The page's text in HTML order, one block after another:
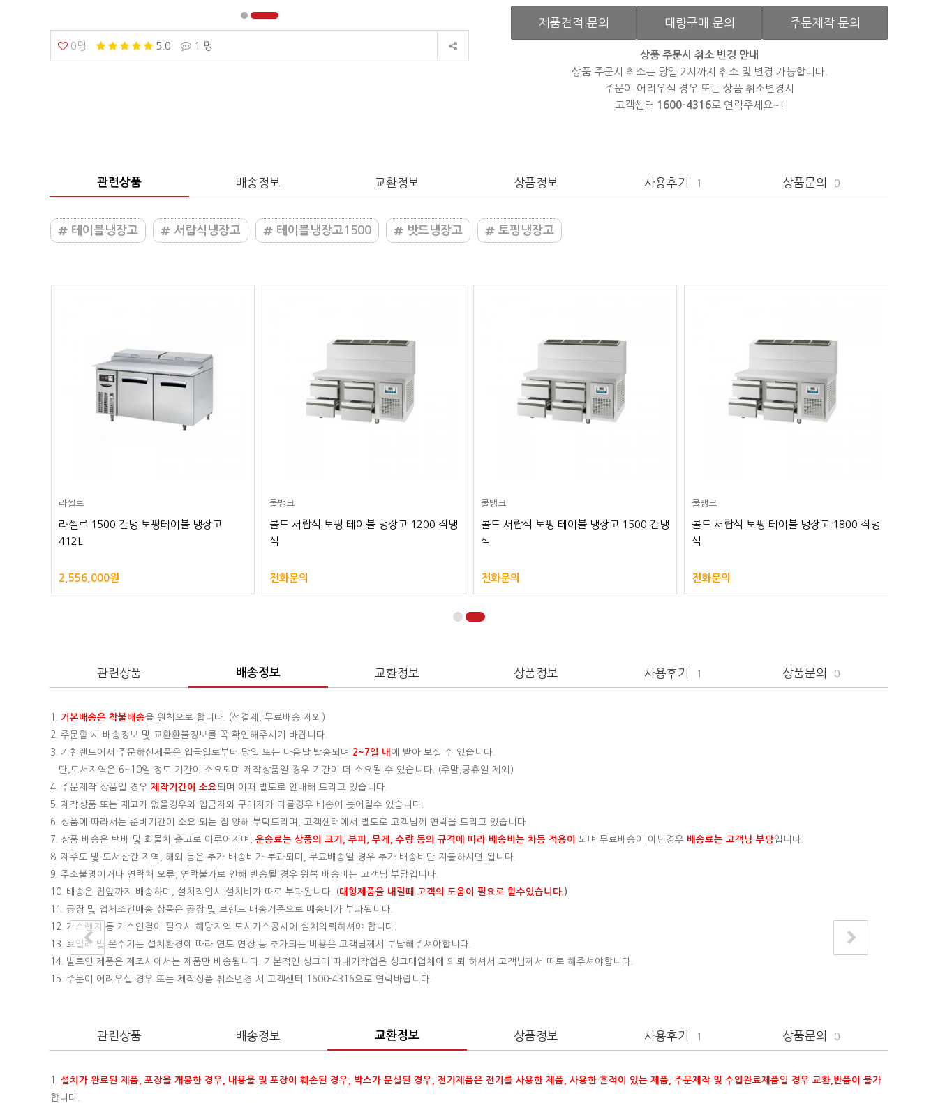
0명 5.0 1 명
제품견적 문의 대량구매 문의 주문제작 문의
상품 주문시 취소 변경 안내
상품 주문시 취소는 당일 2시까지 취소 및 변경 가능합니다.
주문이 어려우실 경우 또는 상품 취소변경시
고객센터 1600-4316로 연락주세요~!
관련상품 배송정보 교환정보 상품정보 사용후기 1 상품문의 0
테이블냉장고 서랍식냉장고 테이블냉장고1500 밧드냉장고 토핑냉장고
라셀르
라셀르 1500 간냉 토핑테이블 냉장고
412L
2,556,000원
쿨뱅크
콜드 서랍식 토핑 테이블 냉장고 1200 직냉
식
전화문의
쿨뱅크
콜드 서랍식 토핑 테이블 냉장고 1500 간냉
식
전화문의
쿨뱅크
콜드 서랍식 토핑 테이블 냉장고 1800 직냉
식
전화문의
관련상품 배송정보 교환정보 상품정보 사용후기 1 상품문의 0
1. 기본배송은 착불배송을 원칙으로 합니다. (선결제, 무료배송 제외)
2. 주문할 시 배송정보 및 교환환불정보를 꼭 확인해주시기 바랍니다.
3. 키친랜드에서 주문하신제품은 입금일로부터 당일 또는 다음날 발송되며
2~7일 내 에 받아 보실 수 있습니다.
단,도서지역은 6~10일 정도 기간이 소요되며 제작상품일 경우 기간이 더 소요될 수 있습니다. (주말,공휴일 제외)
4. 주문제작 상품일 경우 제작기간이 소요 되며 이때 별도로 안내해 드리고 있습니다.
5. 제작상품 또는 재고가 없을경우와 입금자와 구매자가 다를경우 배송이 늦어질수 있습니다.
6. 상품에 따라서는 준비기간이 소요 되는 점 양해 부탁드리며, 고객센터에서 별도로 고객님께 연락을 드리고 있습니다.
7. 상품 배송은 택배 및 화물차 출고로 이루어지며, 운송료는 상품의 크기, 부피, 무게, 수량 등의 규격에 따라 배송비는 차등 적용이 되며 무료배송이 아닌경우 배송료는 고객님 부담입니다.
8. 제주도 및 도서산간 지역, 해외 등은 추가 배송비가 부과되며, 무료배송일 경우 추가 배송비만 지불하시면 됩니다.
9. 주소불명이거나 연락처 오류, 연락불가로 인해 반송될 경우 왕복 배송비는 고객님 부담입니다.
10. 배송은 집앞까지 배송하며, 설치작업시 설치비가 따로 부과됩니다. (대형제품을 내릴때 고객의 도움이 필요로 할수있습니다. )
11. 공장 및 업체조건배송 상품은 공장 및 브랜드 배송기준으로 배송비가 부과됩니다.
12. 가스렌지 등 가스연결이 필요시 해당지역 도시가스공사에 설치의뢰하셔야 합니다.
13. 보일러 및 온수기는 설치환경에 따라 연도 연장 등 추가되는 비용은 고객님께서 부담해주셔야합니다.
14. 빌트인 제품은 제조사에서는 제품만 배송됩니다. 기본적인 싱크대 따내기작업은 싱크대업체에 의뢰 하셔서 고객님께서 따로 해주셔야합니다.
15. 주문이 어려우실 경우 또는 제작상품 취소변경 시 고객센터 1600-4316으로 연락바랍니다.
관련상품 배송정보 교환정보 상품정보 사용후기 1 상품문의 0
1. 설치가 완료된 제품, 포장을 개봉한 경우, 내용물 및 포장이 훼손된 경우, 박스가 분실된 경우, 전기제품은 전기를 사용한 제품, 사용한 흔적이 있는 제품, 주문제작 및 수입완료제품일 경우 교환,반품이 불가
합니다.